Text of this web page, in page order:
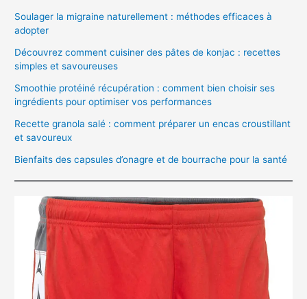
Soulager la migraine naturellement : méthodes efficaces à
adopter
Découvrez comment cuisiner des pâtes de konjac : recettes
simples et savoureuses
Smoothie protéiné récupération : comment bien choisir ses
ingrédients pour optimiser vos performances
Recette granola salé : comment préparer un encas croustillant
et savoureux
Bienfaits des capsules d’onagre et de bourrache pour la santé